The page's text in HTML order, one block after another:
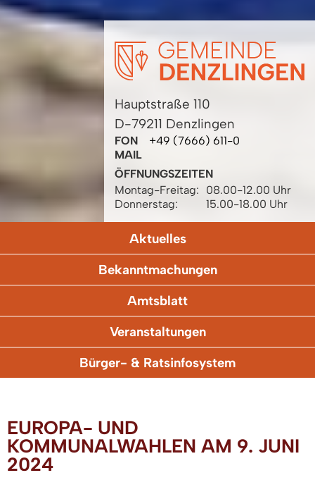
Hauptstraße 110
D-79211 Denzlingen
FON
+49 (7666) 611-0
MAIL
ÖFFNUNGSZEITEN
Montag-Freitag:
08.00-12.00 Uhr
Donnerstag:
15.00-18.00 Uhr
Aktuelles
Bekanntmachungen
Amtsblatt
Veranstaltungen
Bürger- & Ratsinfosystem
EUROPA- UND
KOMMUNALWAHLEN AM 9. JUNI
2024